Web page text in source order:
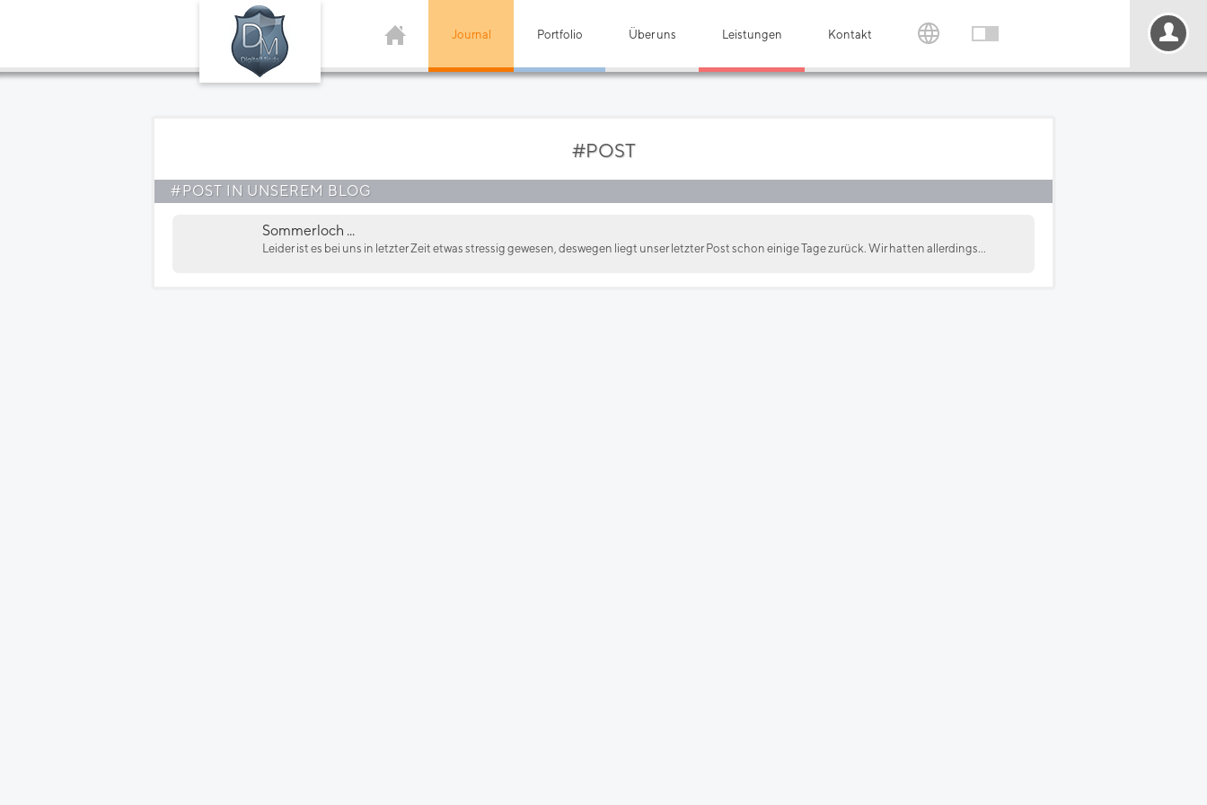
Journal Portfolio Über uns Leistungen Kontakt
#POST
#POST IN UNSEREM BLOG
Sommerloch ...
Leider ist es bei uns in letzter Zeit etwas stressig gewesen, deswegen liegt unser letzter Post schon einige Tage zurück. Wir hatten allerdings...